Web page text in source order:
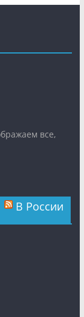
все,
В России